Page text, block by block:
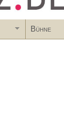
Bühne